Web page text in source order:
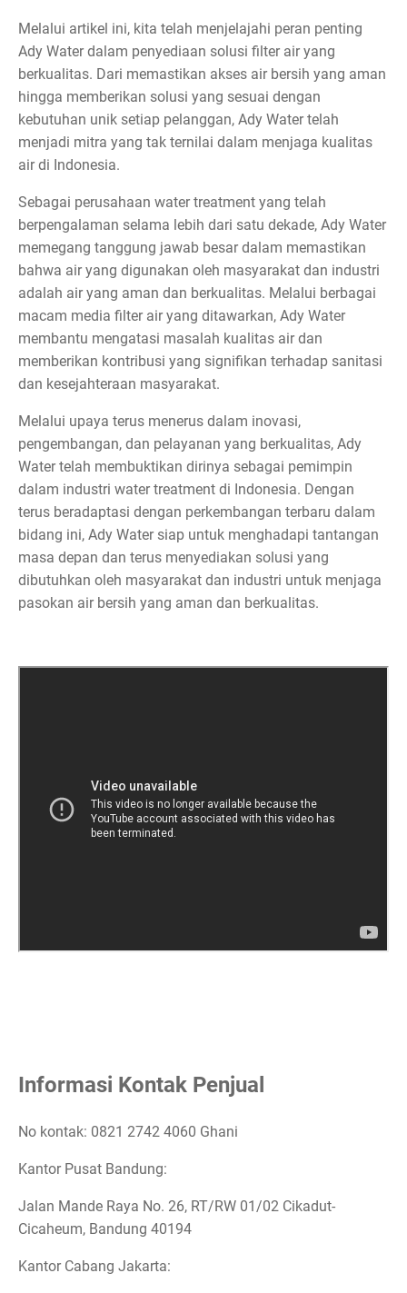
Melalui artikel ini, kita telah menjelajahi peran penting
Ady Water dalam penyediaan solusi filter air yang
berkualitas. Dari memastikan akses air bersih yang aman
hingga memberikan solusi yang sesuai dengan
kebutuhan unik setiap pelanggan, Ady Water telah
menjadi mitra yang tak ternilai dalam menjaga kualitas
air di Indonesia.
Sebagai perusahaan water treatment yang telah
berpengalaman selama lebih dari satu dekade, Ady Water
memegang tanggung jawab besar dalam memastikan
bahwa air yang digunakan oleh masyarakat dan industri
adalah air yang aman dan berkualitas. Melalui berbagai
macam media filter air yang ditawarkan, Ady Water
membantu mengatasi masalah kualitas air dan
memberikan kontribusi yang signifikan terhadap sanitasi
dan kesejahteraan masyarakat.
Melalui upaya terus menerus dalam inovasi,
pengembangan, dan pelayanan yang berkualitas, Ady
Water telah membuktikan dirinya sebagai pemimpin
dalam industri water treatment di Indonesia. Dengan
terus beradaptasi dengan perkembangan terbaru dalam
bidang ini, Ady Water siap untuk menghadapi tantangan
masa depan dan terus menyediakan solusi yang
dibutuhkan oleh masyarakat dan industri untuk menjaga
pasokan air bersih yang aman dan berkualitas.
Informasi Kontak Penjual
No kontak: 0821 2742 4060 Ghani
Kantor Pusat Bandung:
Jalan Mande Raya No. 26, RT/RW 01/02 Cikadut-
Cicaheum, Bandung 40194
Kantor Cabang Jakarta: